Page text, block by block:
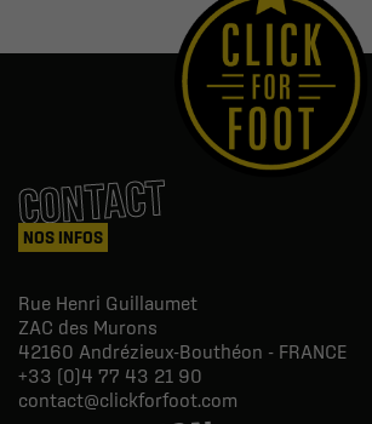
CONTACT
NOS INFOS
Rue Henri Guillaumet
ZAC des Murons
42160 Andrézieux-Bouthéon - FRANCE
+33 (0)4 77 43 21 90
contact@clickforfoot.com